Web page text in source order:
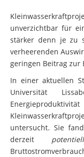
unverzichtbar für
stärker denn je zu
verheerenden
geringen Beitrag zur
In einer aktuellen
Universität
untersucht. Sie
derzeit potentiell